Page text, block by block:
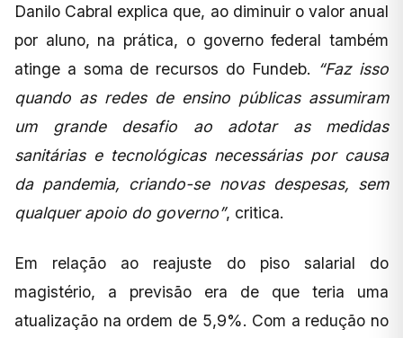
Danilo Cabral explica que, ao diminuir o valor anual
por aluno, na prática, o governo federal também
atinge a soma de recursos do Fundeb. “Faz isso
quando as redes de ensino públicas assumiram
um grande desafio ao adotar as medidas
sanitárias e tecnológicas necessárias por causa
da pandemia, criando-se novas despesas, sem
qualquer apoio do governo”, critica.
Em relação ao reajuste do piso salarial do
magistério, a previsão era de que teria uma
atualização na ordem de 5,9%. Com a redução no